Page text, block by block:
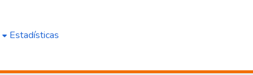
Estadísticas